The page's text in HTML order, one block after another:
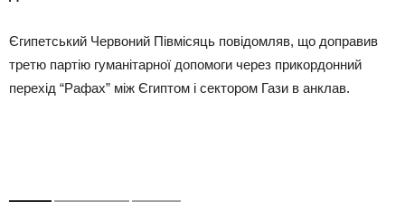
Єгипетський Червоний Півмісяць повідомляв, що доправив
третю партію гуманітарної допомоги через прикордонний
перехід “Рафах” між Єгиптом і сектором Гази в анклав.